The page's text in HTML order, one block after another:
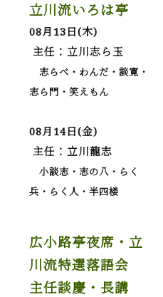
立川流いろは亭
08月13日(木)
主任：立川志ら玉
志らべ・わんだ・談寛・
志ら門・笑えもん
08月14日(金)
主任：立川龍志
小談志・志の八・らく
兵・らく人・半四楼
広小路亭夜席・立
川流特選落語会
主任談慶・長講